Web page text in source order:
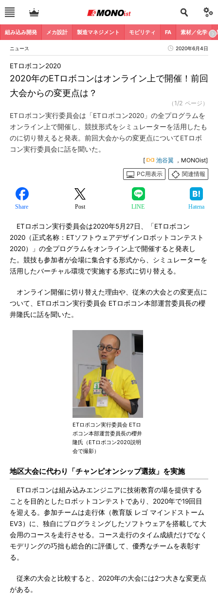
組み込み開発 メカ設計 製造マネジメント モビリティ FA 素材／化学
ニュース 2020年6月4日
2020年のETロボコンはオンライン上で開催！前回
大会からの変更点は？
ETロボコン2020
（1/2 ページ）
ETロボコン実行委員会は「ETロボコン2020」の全プログラムを
オンライン上で開催し、競技形式をシミュレーターを活用したも
のに切り替えると発表。前回大会からの変更点についてETロボ
コン実行委員会に話を聞いた。
[ 池谷翼 ，MONOist]
PC用表示
関連情報
Share Post LINE Hatena
ETロボコン実行委員会は2020年5月27日、「ETロボコン
2020（正式名称：ETソフトウェアデザインロボットコンテスト
2020）」の全プログラムをオンライン上で開催すると発表し
た。競技も参加者が会場に集合する形式から、シミュレーターを
活用したバーチャル環境で実施する形式に切り替える。
オンライン開催に切り替えた理由や、従来の大会との変更点に
ついて、ETロボコン実行委員会 ETロボコン本部運営委員長の櫻
井隆氏に話を聞いた。
ETロボコン実行委員会 ETロ
ボコン本部運営委員長の櫻井
隆氏（ETロボコン2020説明
会で撮影）
地区大会に代わり「チャンピオンシップ選抜」を実施
ETロボコンは組み込みエンジニアに技術教育の場を提供する
ことを目的としたロボットコンテストであり、2020年で19回目
を迎える。参加チームは走行体（教育版 レゴ マインドストーム
EV3）に、独自にプログラミングしたソフトウェアを搭載して大
会用のコースを走行させる。コース走行のタイム成績だけでなく
モデリングの巧拙も総合的に評価して、優秀なチームを表彰す
る。
従来の大会と比較すると、2020年の大会には2つ大きな変更点
がある。